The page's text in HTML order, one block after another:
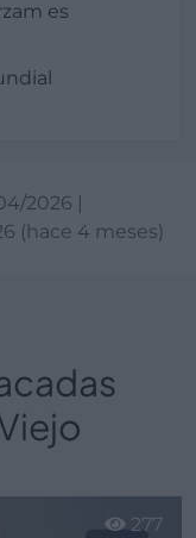
es
2026
(hace 4 meses)
277